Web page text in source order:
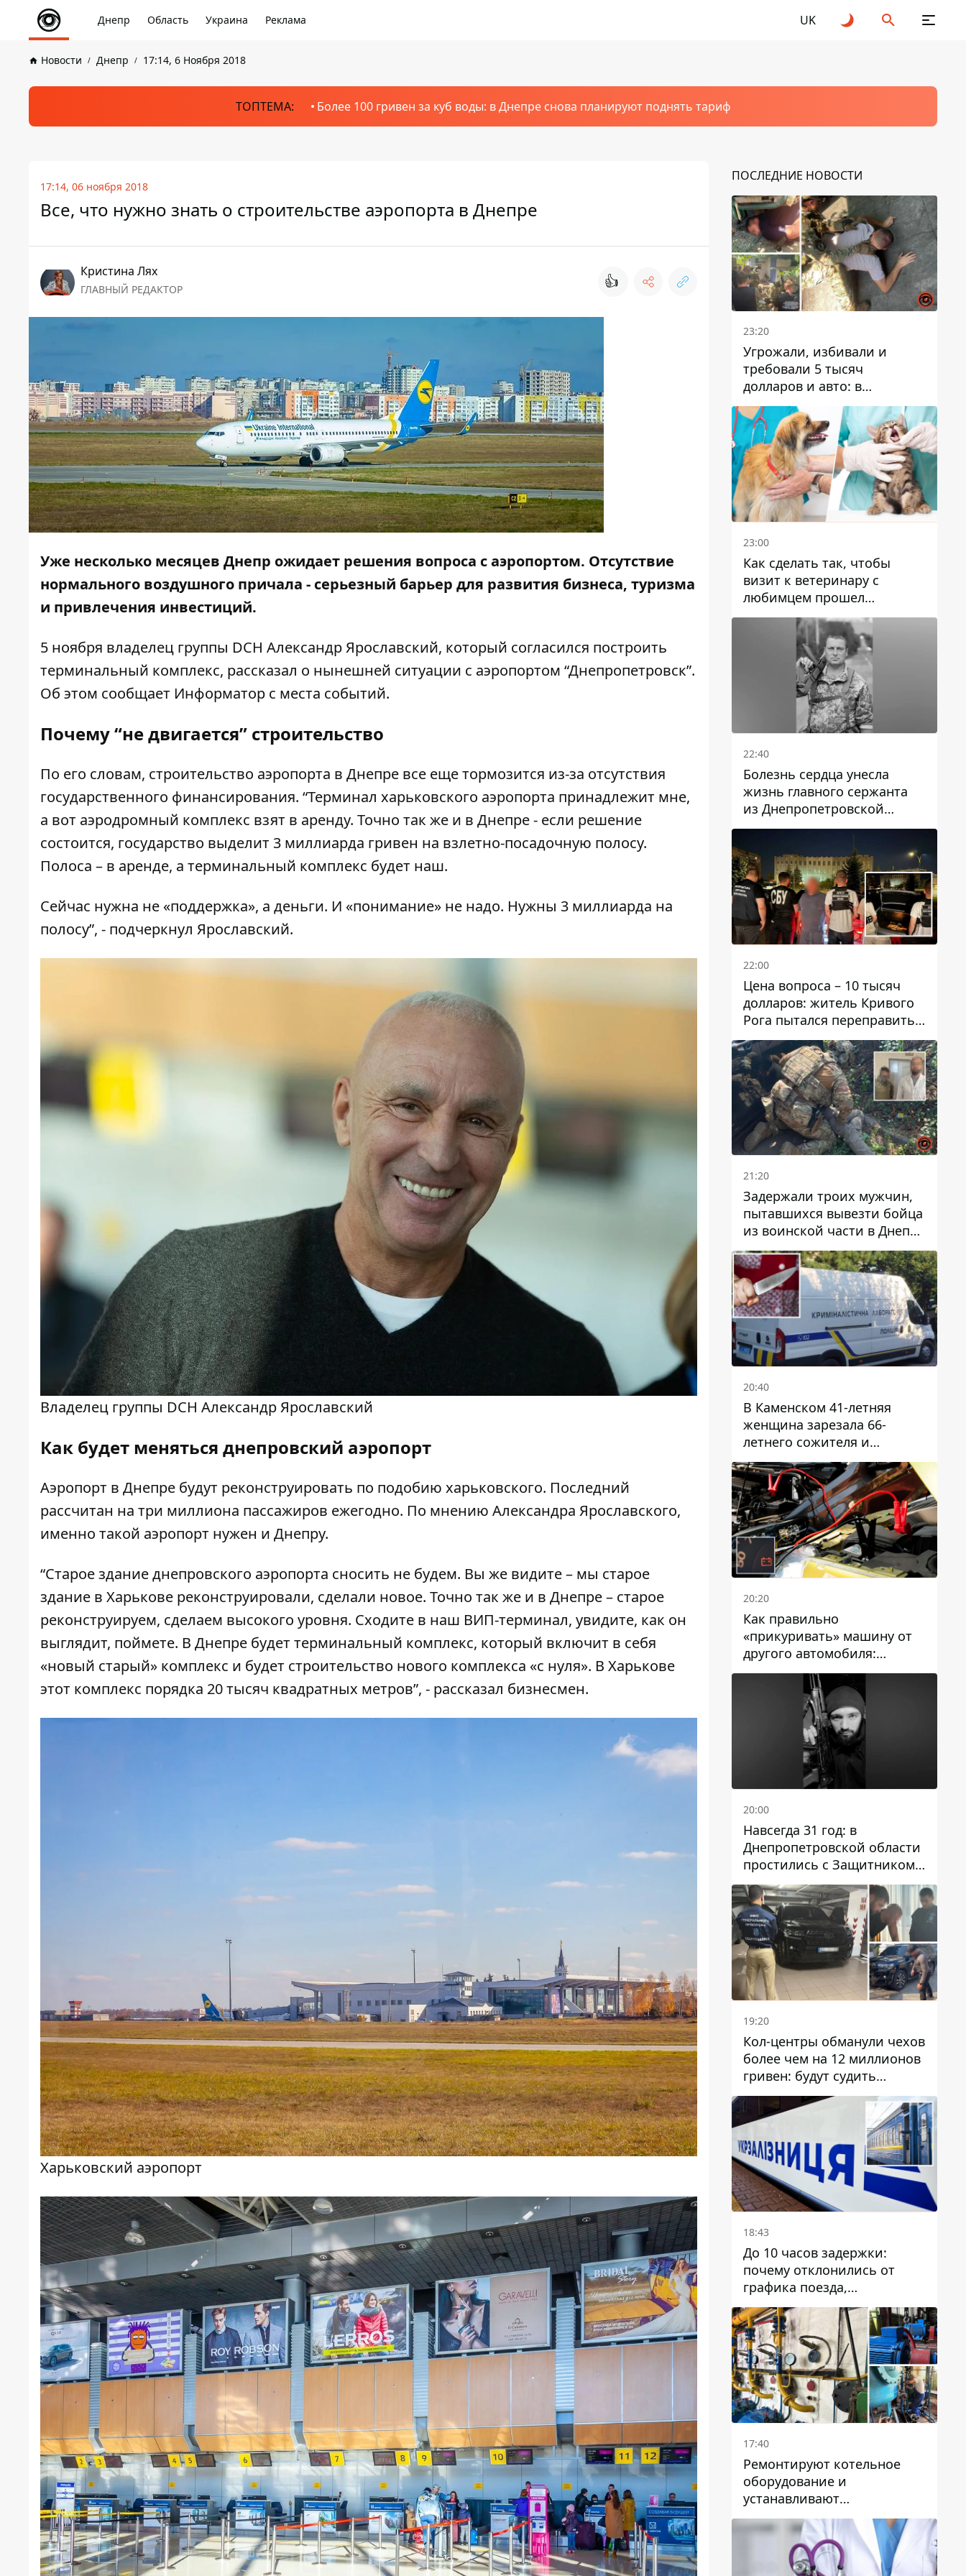
Днепр Область Украина Реклама UK
Новости Днепр 17:14, 6 Ноября 2018
ТОПТЕМА: Более 100 гривен за куб воды: в Днепре снова планируют поднять тариф
17:14, 06 ноября 2018
Все, что нужно знать о строительстве аэропорта в Днепре
Кристина Лях
ГЛАВНЫЙ РЕДАКТОР 👍
Уже несколько месяцев Днепр ожидает решения вопроса с аэропортом. Отсутствие
нормального воздушного причала - серьезный барьер для развития бизнеса, туризма
и привлечения инвестиций.
5 ноября владелец группы DCH Александр Ярославский, который согласился построить
терминальный комплекс, рассказал о нынешней ситуации с аэропортом “Днепропетровск”.
Об этом сообщает Информатор с места событий.
Почему “не двигается” строительство
По его словам, строительство аэропорта в Днепре все еще тормозится из-за отсутствия
государственного финансирования. “Терминал харьковского аэропорта принадлежит мне,
а вот аэродромный комплекс взят в аренду. Точно так же и в Днепре - если решение
состоится, государство выделит 3 миллиарда гривен на взлетно-посадочную полосу.
Полоса – в аренде, а терминальный комплекс будет наш.
Сейчас нужна не «поддержка», а деньги. И «понимание» не надо. Нужны 3 миллиарда на
полосу”, - подчеркнул Ярославский.
Владелец группы DCH Александр Ярославский
Как будет меняться днепровский аэропорт
Аэропорт в Днепре будут реконструировать по подобию харьковского. Последний
рассчитан на три миллиона пассажиров ежегодно. По мнению Александра Ярославского,
именно такой аэропорт нужен и Днепру.
“Старое здание днепровского аэропорта сносить не будем. Вы же видите – мы старое
здание в Харькове реконструировали, сделали новое. Точно так же и в Днепре – старое
реконструируем, сделаем высокого уровня. Сходите в наш ВИП-терминал, увидите, как он
выглядит, поймете. В Днепре будет терминальный комплекс, который включит в себя
«новый старый» комплекс и будет строительство нового комплекса «с нуля». В Харькове
этот комплекс порядка 20 тысяч квадратных метров”, - рассказал бизнесмен.
Харьковский аэропорт
ПОСЛЕДНИЕ НОВОСТИ
23:20
Угрожали, избивали и
требовали 5 тысяч
долларов и авто: в
Павлограде задержали двух
мужчин
23:00
Как сделать так, чтобы
визит к ветеринару с
любимцем прошел
спокойно: простые советы
22:40
Болезнь сердца унесла
жизнь главного сержанта
из Днепропетровской
области Юрия Свистуна
22:00
Цена вопроса – 10 тысяч
долларов: житель Кривого
Рога пытался переправить
мужчину в Словакию
21:20
Задержали троих мужчин,
пытавшихся вывезти бойца
из воинской части в Днепр
за 7 тысяч долларов: среди
них был врач
20:40
В Каменском 41-летняя
женщина зарезала 66-
летнего сожителя и
пыталась обмануть
полицейских
20:20
Как правильно
«прикуривать» машину от
другого автомобиля:
инструкция для водителей
20:00
Навсегда 31 год: в
Днепропетровской области
простились с Защитником
Александром Репиным
19:20
Кол-центры обманули чехов
более чем на 12 миллионов
гривен: будут судить
днепрянина,
организовавшего
транснациональную
преступную организацию
18:43
До 10 часов задержки:
почему отклонились от
графика поезда,
курсирующие через Днепр
и область
17:40
Ремонтируют котельное
оборудование и
устанавливают
генераторные установки:
как в Днепре готовятся к
отопительному сезону